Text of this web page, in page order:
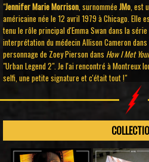
"Jennifer Marie Morrison, surnomméeJMo, est
américaine née le12 avril 1979à Chicago.Elle
tenu le rôle principal d'Emma Swan dans la série
interprétation du médecin Allison Cameron
personnage de Zoey Pierson dans How I Met
"Urban Legend 2". Je l'ai rencontré à Montreux
selfi, une petite signature et c'était tout !"